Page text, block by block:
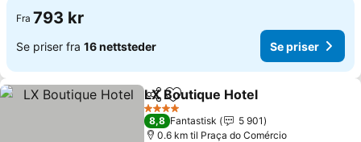
Fra 793 kr
Se priser fra 16 nettsteder Se priser
Del Legg til i favoritter
LX Boutique Hotel
4 Stjerner
8,8 Fantastisk
5 901
0.6 km til Praça do Comércio